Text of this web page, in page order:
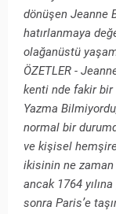
dönüşen Jeanne
hatırlanmaya
olağanüstü
ÖZETLER -
kenti nde fakir bir
Yazma
normal bir
ve kişisel
ikisinin ne zaman
ancak 1764
sonra Paris’e